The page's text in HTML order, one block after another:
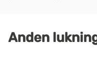
Anden